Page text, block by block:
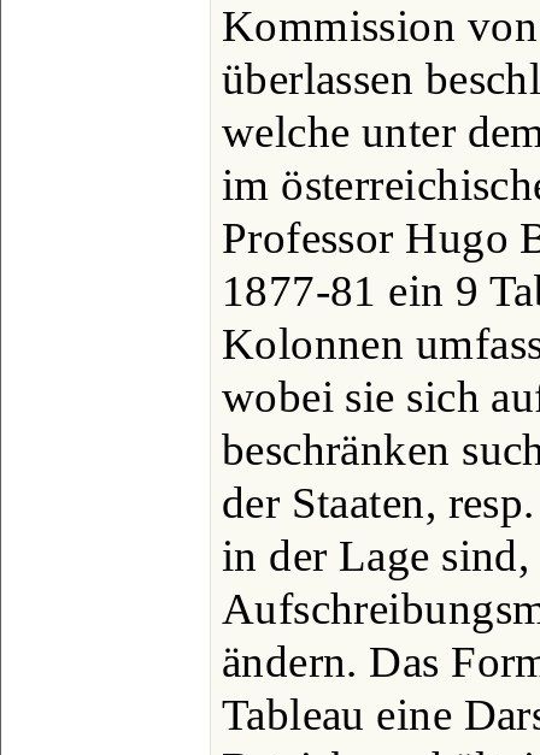
Kommission
überlassen
welche unter
im
Professor Hugo
1877-81 ein 9
Kolonnen
wobei sie sich
beschränken
der Staaten,
in der Lage sind,
ändern. Das
Tableau eine